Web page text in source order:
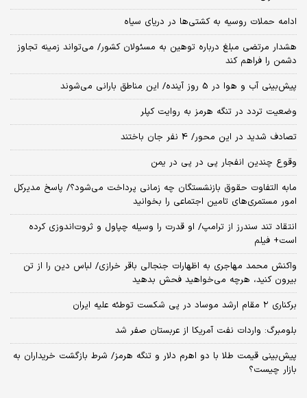
ادامه حملات روسیه به کشتی‌ها در دریای سیاه
هشدار مرتضی مبلغ درباره توهین به مسئولان کشور/ می‌تواند زمینه تجاوز
دشمن را فراهم کند
پیش‌بینی آب و هوا در 5 روز آینده/ این مناطق بارانی می‌شوند
وضعیت تردد در تنگه هرمز به روایت کپلر
تصادف شدید در این محور/ 4 نفر جان باختند
وقوع چندین انفجار پی در پی در یمن
مابه التفاوت حقوق بازنشستگان چه زمانی پرداخت می‌شود؟/ پاسخ مدیرکل
امور مستمری‌های تامین اجتماعی را بخوانید
انتقاد تند سندرز از ترامپ/ او قدرت را وسیله چپاول و ثروت‌اندوزی کرده
است+ فیلم
واکنش محمد مهاجری به اظهارات جنجالی باقر خرازی/ لباس دین را از تن
بیرون کنید، هرچه می‌خواهید فحش بدهید
برکناری ۲ مقام‌ ارشد موساد در پی شکست توطئه علیه ایران
بلومبرگ: واردات نفت آمریکا از عربستان صفر شد
پیش‌بینی قیمت طلا با دو اهرم دلار و تنگه هرمز/ شرط بازگشت خریداران به
بازار چیست؟